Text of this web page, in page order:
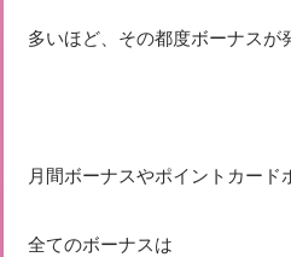
多いほど、その都度ボーナス
月間ボーナスやポイントカード
全てのボーナスは